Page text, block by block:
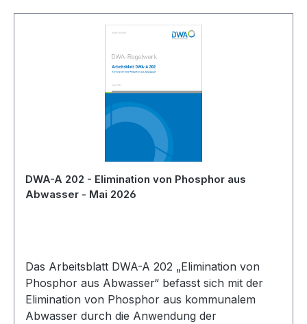
DWA-A 202 - Elimination von Phosphor aus
Abwasser - Mai 2026
Das Arbeitsblatt DWA-A 202 „Elimination von
Phosphor aus Abwasser“ befasst sich mit der
Elimination von Phosphor aus kommunalem
Abwasser durch die Anwendung der